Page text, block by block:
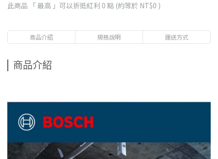
此商品 「 最高 」可以折抵紅利 0 點 (約等於 NT$0 )
商品介紹 規格說明 運送方式
商品介紹